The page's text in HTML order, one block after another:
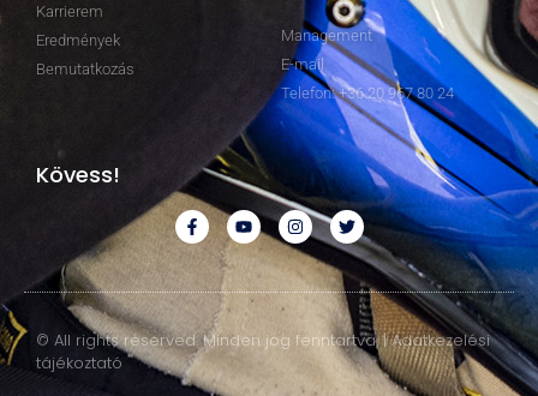
Karrierem
Eredmények
Bemutatkozás
Management
E-mail
Telefon: +36 20 967 80 24
Kövess!
© All rights reserved. Minden jog fenntartva. | Adatkezelési
tájékoztató